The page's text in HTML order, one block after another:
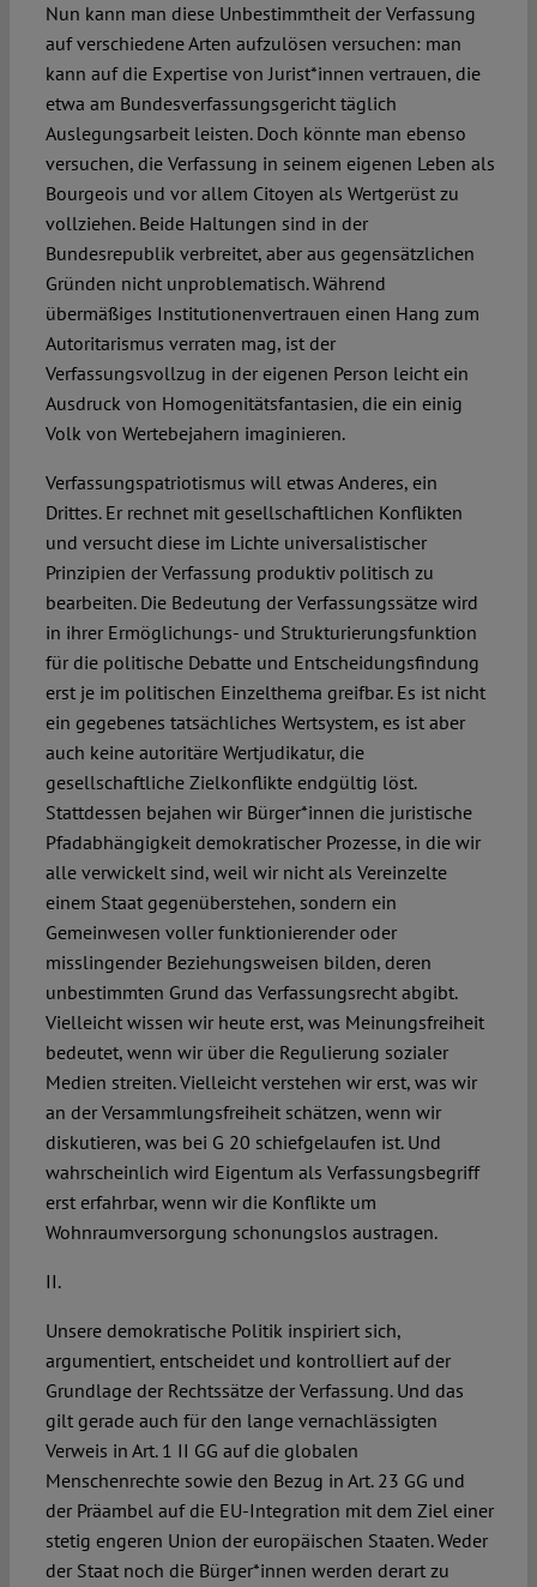
Nun kann man diese Unbestimmtheit der Verfassung
auf verschiedene Arten aufzulösen versuchen: man
kann auf die Expertise von Jurist*innen vertrauen, die
etwa am Bundesverfassungsgericht täglich
Auslegungsarbeit leisten. Doch könnte man ebenso
versuchen, die Verfassung in seinem eigenen Leben als
Bourgeois und vor allem Citoyen als Wertgerüst zu
vollziehen. Beide Haltungen sind in der
Bundesrepublik verbreitet, aber aus gegensätzlichen
Gründen nicht unproblematisch. Während
übermäßiges Institutionenvertrauen einen Hang zum
Autoritarismus verraten mag, ist der
Verfassungsvollzug in der eigenen Person leicht ein
Ausdruck von Homogenitätsfantasien, die ein einig
Volk von Wertebejahern imaginieren.
Verfassungspatriotismus will etwas Anderes, ein
Drittes. Er rechnet mit gesellschaftlichen Konflikten
und versucht diese im Lichte universalistischer
Prinzipien der Verfassung produktiv politisch zu
bearbeiten. Die Bedeutung der Verfassungssätze wird
in ihrer Ermöglichungs- und Strukturierungsfunktion
für die politische Debatte und Entscheidungsfindung
erst je im politischen Einzelthema greifbar. Es ist nicht
ein gegebenes tatsächliches Wertsystem, es ist aber
auch keine autoritäre Wertjudikatur, die
gesellschaftliche Zielkonflikte endgültig löst.
Stattdessen bejahen wir Bürger*innen die juristische
Pfadabhängigkeit demokratischer Prozesse, in die wir
alle verwickelt sind, weil wir nicht als Vereinzelte
einem Staat gegenüberstehen, sondern ein
Gemeinwesen voller funktionierender oder
misslingender Beziehungsweisen bilden, deren
unbestimmten Grund das Verfassungsrecht abgibt.
Vielleicht wissen wir heute erst, was Meinungsfreiheit
bedeutet, wenn wir über die Regulierung sozialer
Medien streiten. Vielleicht verstehen wir erst, was wir
an der Versammlungsfreiheit schätzen, wenn wir
diskutieren, was bei G 20 schiefgelaufen ist. Und
wahrscheinlich wird Eigentum als Verfassungsbegriff
erst erfahrbar, wenn wir die Konflikte um
Wohnraumversorgung schonungslos austragen.
II.
Unsere demokratische Politik inspiriert sich,
argumentiert, entscheidet und kontrolliert auf der
Grundlage der Rechtssätze der Verfassung. Und das
gilt gerade auch für den lange vernachlässigten
Verweis in Art. 1 II GG auf die globalen
Menschenrechte sowie den Bezug in Art. 23 GG und
der Präambel auf die EU-Integration mit dem Ziel einer
stetig engeren Union der europäischen Staaten. Weder
der Staat noch die Bürger*innen werden derart zu